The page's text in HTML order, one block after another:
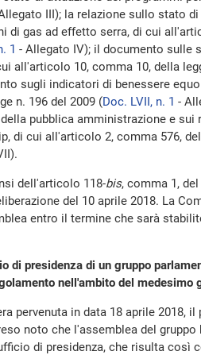
III); la relazione sullo stato
di gas ad effetto serra, di cui
1 - Allegato IV); il documento sulle
all'articolo 10, comma 10, della
sugli indicatori di benessere
n. 196 del 2009 (Doc. LVII, n. 1 -
pubblica amministrazione e sui
di cui all'articolo 2, comma 576,
dell'articolo 118-bis, comma 1,
del 10 aprile 2018. La
entro il termine che sarà
di presidenza di un gruppo
nell'ambito del medesimo
pervenuta in data 18 aprile 2018, il
noto che l'assemblea del gruppo
di presidenza, che risulta così